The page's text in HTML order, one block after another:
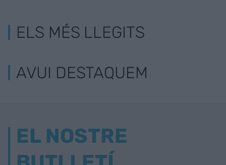
ELS MÉS LLEGITS
AVUI DESTAQUEM
EL NOSTRE